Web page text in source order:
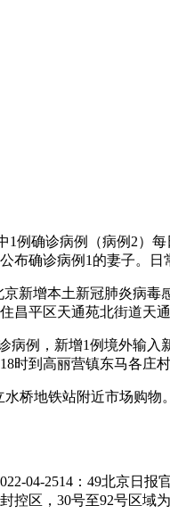
1例确诊病例（病例2
确诊病例1的妻子。
新增本土新冠肺炎病
昌平区天通苑北街道天通
病例，新增1例境外输
时到高丽营镇东马各庄
桥地铁站附近市场购
04-2514：49北京日
区，30号至92号区域